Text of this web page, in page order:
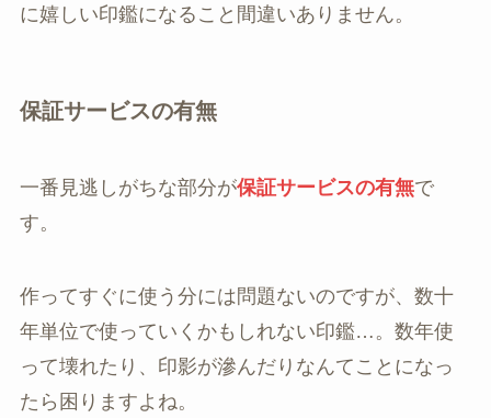
に嬉しい印鑑になること間違いありません。
保証サービスの有無
一番見逃しがちな部分が保証サービスの有無で
す。
作ってすぐに使う分には問題ないのですが、数十
年単位で使っていくかもしれない印鑑…。数年使
って壊れたり、印影が滲んだりなんてことになっ
たら困りますよね。